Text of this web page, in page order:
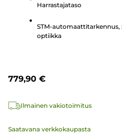
Harrastajataso
STM-automaattitarkennus,
optiikka
779,90 €
Ilmainen vakiotoimitus
Saatavana verkkokaupasta